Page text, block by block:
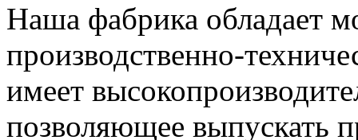
Наша фабрика обладает
производственно-
имеет
позволяющее выпускать